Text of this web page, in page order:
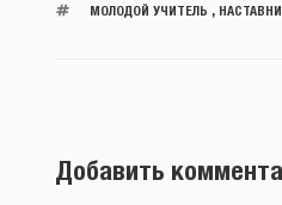
МОЛОДОЙ УЧИТЕЛЬ ,
Добавить